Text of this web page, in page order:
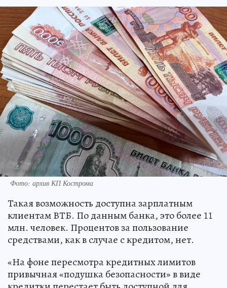
Фото: архив КП Кострома
Такая возможность доступна зарплатным
клиентам ВТБ. По данным банка, это более 11
млн. человек. Процентов за пользование
средствами, как в случае с кредитом, нет.
«На фоне пересмотра кредитных лимитов